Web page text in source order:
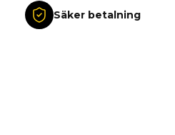
Säker betalning